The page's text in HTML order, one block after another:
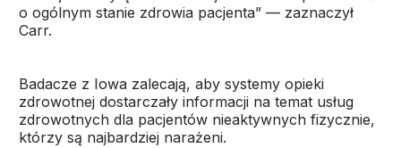
o ogólnym stanie zdrowia pacjenta” — zaznaczył
Carr.
Badacze z Iowa zalecają, aby systemy opieki
zdrowotnej dostarczały informacji na temat usług
zdrowotnych dla pacjentów nieaktywnych fizycznie,
którzy są najbardziej narażeni.